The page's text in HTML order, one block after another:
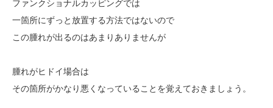
ファンクショナルカッピングでは
一箇所にずっと放置する方法ではないので
この腫れが出るのはあまりありませんが
腫れがヒドイ場合は
その箇所がかなり悪くなっていることを覚えておきましょう。